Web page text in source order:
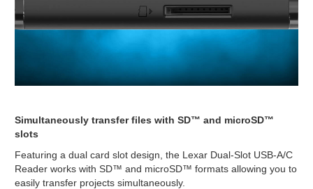
Simultaneously transfer files with SD™ and microSD™
slots
Featuring a dual card slot design, the Lexar Dual-Slot USB-A/C
Reader works with SD™ and microSD™ formats allowing you to
easily transfer projects simultaneously.